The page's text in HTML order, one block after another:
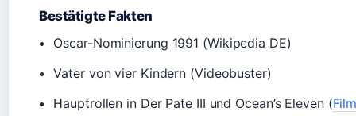
Bestätigte Fakten
Oscar-Nominierung 1991 (Wikipedia DE)
Vater von vier Kindern (Videobuster)
Hauptrollen in Der Pate III und Ocean’s Eleven (